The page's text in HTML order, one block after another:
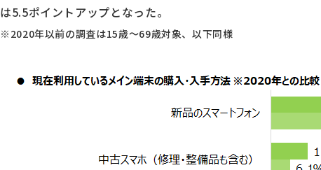
は5.5ポイントアップとなった。
※2020年以前の調査は15歳～69歳対象、以下同様